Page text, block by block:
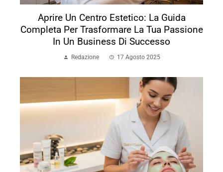
Aprire Un Centro Estetico: La Guida
Completa Per Trasformare La Tua Passione
In Un Business Di Successo
Redazione 17 Agosto 2025